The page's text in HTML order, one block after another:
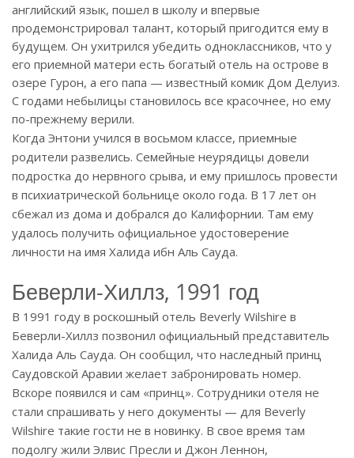
английский язык, пошел в школу и впервые
продемонстрировал талант, который пригодится ему в
будущем. Он ухитрился убедить одноклассников, что у
его приемной матери есть богатый отель на острове в
озере Гурон, а его папа — известный комик Дом Делуиз.
С годами небылицы становилось все красочнее, но ему
по-прежнему верили.
Когда Энтони учился в восьмом классе, приемные
родители развелись. Семейные неурядицы довели
подростка до нервного срыва, и ему пришлось провести
в психиатрической больнице около года. В 17 лет он
сбежал из дома и добрался до Калифорнии. Там ему
удалось получить официальное удостоверение
личности на имя Халида ибн Аль Сауда.
Беверли-Хиллз, 1991 год
В 1991 году в роскошный отель Beverly Wilshire в
Беверли-Хиллз позвонил официальный представитель
Халида Аль Сауда. Он сообщил, что наследный принц
Саудовской Аравии желает забронировать номер.
Вскоре появился и сам «принц». Сотрудники отеля не
стали спрашивать у него документы — для Beverly
Wilshire такие гости не в новинку. В свое время там
подолгу жили Элвис Пресли и Джон Леннон,